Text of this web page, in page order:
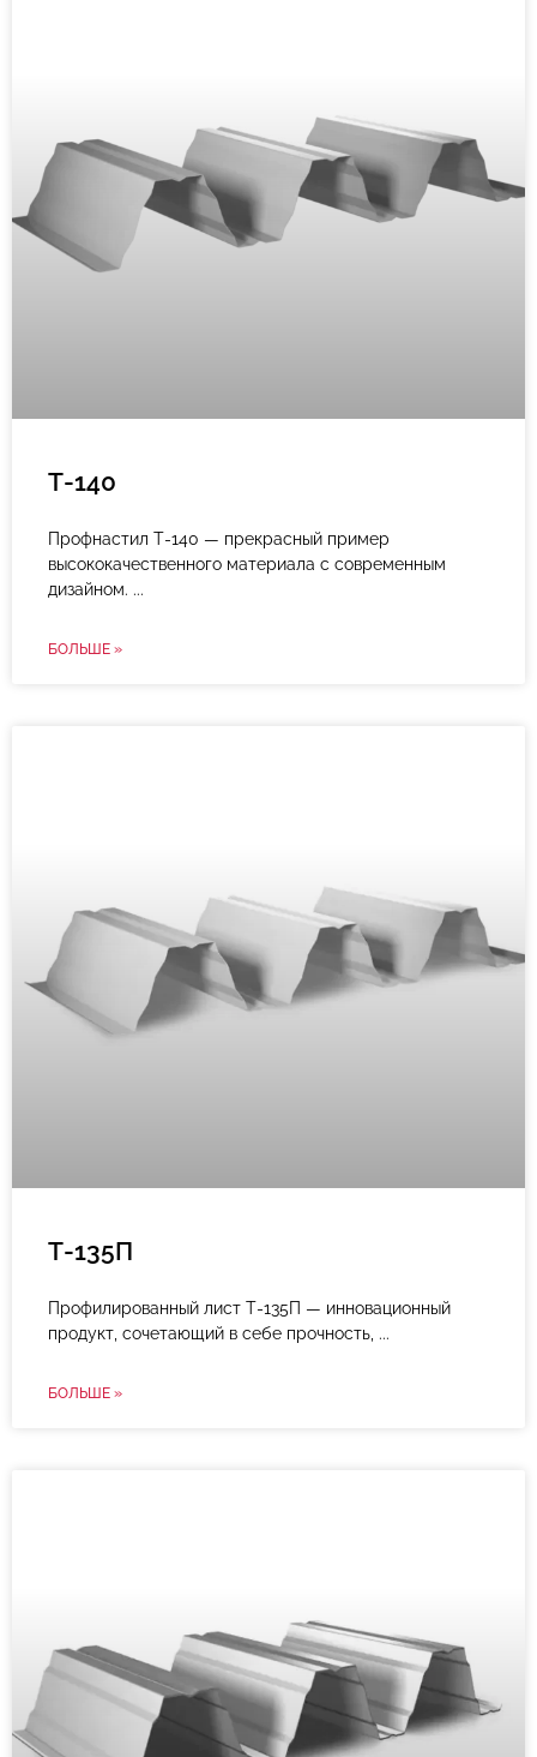
Т-140
Профнастил Т-140 — прекрасный пример
высококачественного материала с современным
дизайном.
БОЛЬШЕ »
Т-135П
Профилированный лист Т-135П — инновационный
продукт, сочетающий в себе прочность,
БОЛЬШЕ »